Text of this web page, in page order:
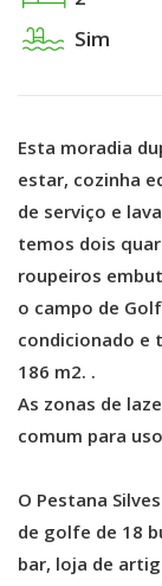
Sim
Esta moradia
estar, cozinha
de serviço e
temos dois
roupeiros
o campo de
condicionado e
186 m2. .
As zonas de
comum para
O Pestana
de golfe de 18
bar, loja de